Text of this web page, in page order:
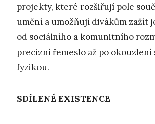
projekty, které rozšiřují pole
umění a umožňují divákům zažít
od sociálního a komunitního
precizní řemeslo až po okouzlení
fyzikou.
SDÍLENÉ EXISTENCE